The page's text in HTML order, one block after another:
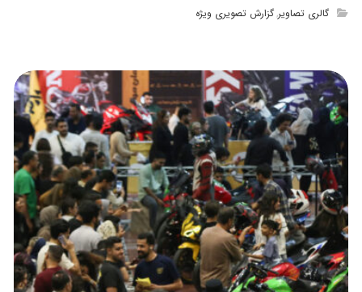
گالری تصاویر,گزارش تصویری ویژه